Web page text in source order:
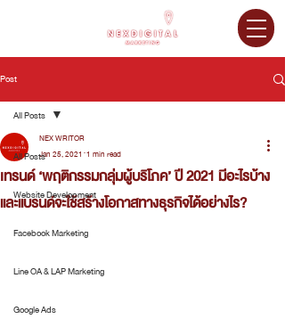
Post
All Posts
Website Development
Facebook Marketing
Line OA & LAP Marketing
Google Ads
All Posts
เทรนด์ ‘พฤติกรรมกลุ่มผู้บริโภค’ ปี 2021 มีอะไรบ้าง
และแบรนด์จะใช้สร้างโอกาสทางธุรกิจได้อย่างไร?
NEX WRITOR
Jan 25, 2021 1 min read